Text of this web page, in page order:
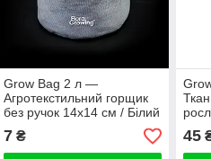
Grow Bag 2 л —
Агротекстильний горщик
без ручок 14х14 см / Білий
7₴ 45